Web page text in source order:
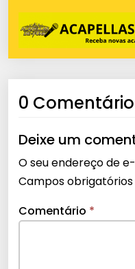
0
Deixe um
O seu endereço de
Campos
Comentário *